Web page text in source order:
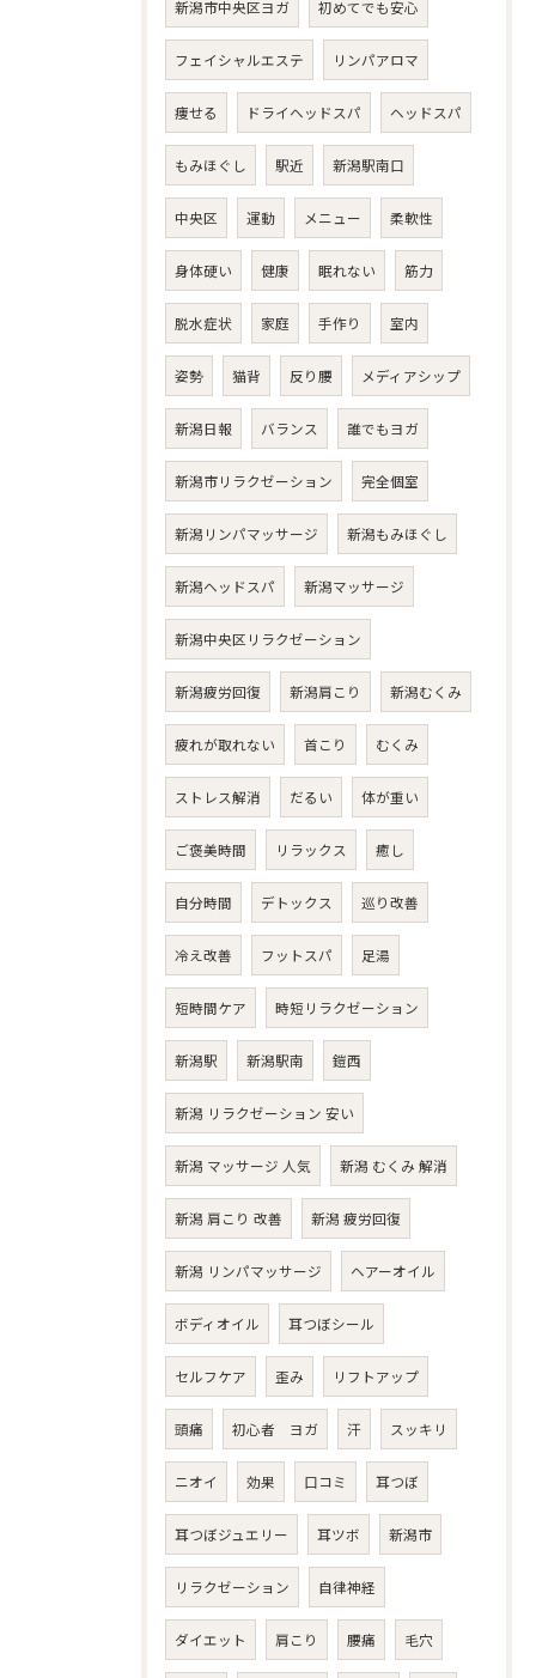
新潟市中央区ヨガ 初めてでも安心
フェイシャルエステ リンパアロマ
痩せる ドライヘッドスパ ヘッドスパ
もみほぐし 駅近 新潟駅南口
中央区 運動 メニュー 柔軟性
身体硬い 健康 眠れない 筋力
脱水症状 家庭 手作り 室内
姿勢 猫背 反り腰 メディアシップ
新潟日報 バランス 誰でもヨガ
新潟市リラクゼーション 完全個室
新潟リンパマッサージ 新潟もみほぐし
新潟ヘッドスパ 新潟マッサージ
新潟中央区リラクゼーション
新潟疲労回復 新潟肩こり 新潟むくみ
疲れが取れない 首こり むくみ
ストレス解消 だるい 体が重い
ご褒美時間 リラックス 癒し
自分時間 デトックス 巡り改善
冷え改善 フットスパ 足湯
短時間ケア 時短リラクゼーション
新潟駅 新潟駅南 鎧西
新潟 リラクゼーション 安い
新潟 マッサージ 人気 新潟 むくみ 解消
新潟 肩こり 改善 新潟 疲労回復
新潟 リンパマッサージ ヘアーオイル
ボディオイル 耳つぼシール
セルフケア 歪み リフトアップ
頭痛 初心者 ヨガ 汗 スッキリ
ニオイ 効果 口コミ 耳つぼ
耳つぼジュエリー 耳ツボ 新潟市
リラクゼーション 自律神経
ダイエット 肩こり 腰痛 毛穴